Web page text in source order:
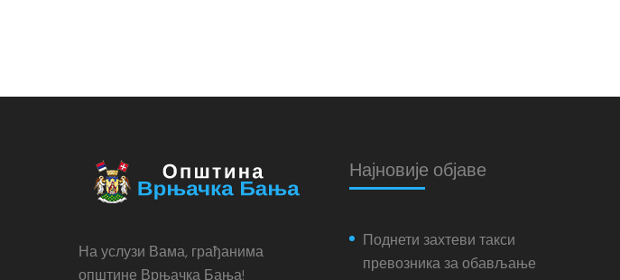
На услузи Вама, грађанима
Најновије објаве
Поднети захтеви такси
превозника за обављање